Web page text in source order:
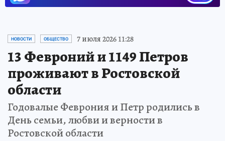
НОВОСТИ ОБЩЕСТВО 7 июля 2026 11:28
13 Февроний и 1149 Петров
проживают в Ростовской
области
Годовалые Феврония и Петр родились в
День семьи, любви и верности в
Ростовской области